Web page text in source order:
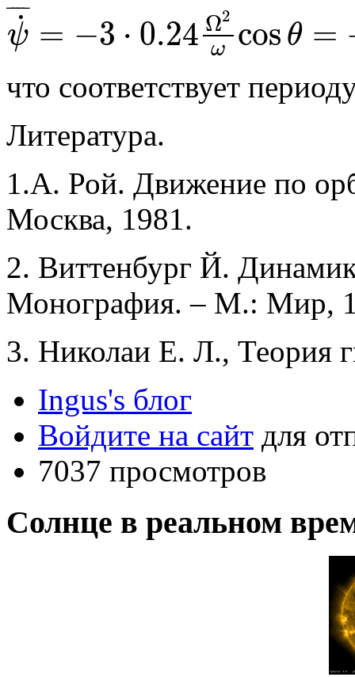
ψ
˙
¯¯
¯¯
= −3 ⋅ 0.24 Ω2
ω cos θ =
ψ˙¯= 3⋅0.24 Ω2ωcosθ =− 1.068⋅ 10−8
что соответствует
Литература.
1.А. Рой. Движение по
Москва, 1981.
2. Виттенбург Й.
Монография. – М.: Мир,
3. Николаи Е. Л., Теория
Ingus's блог
Войдите на сайт для
7037 просмотров
Солнце в реальном